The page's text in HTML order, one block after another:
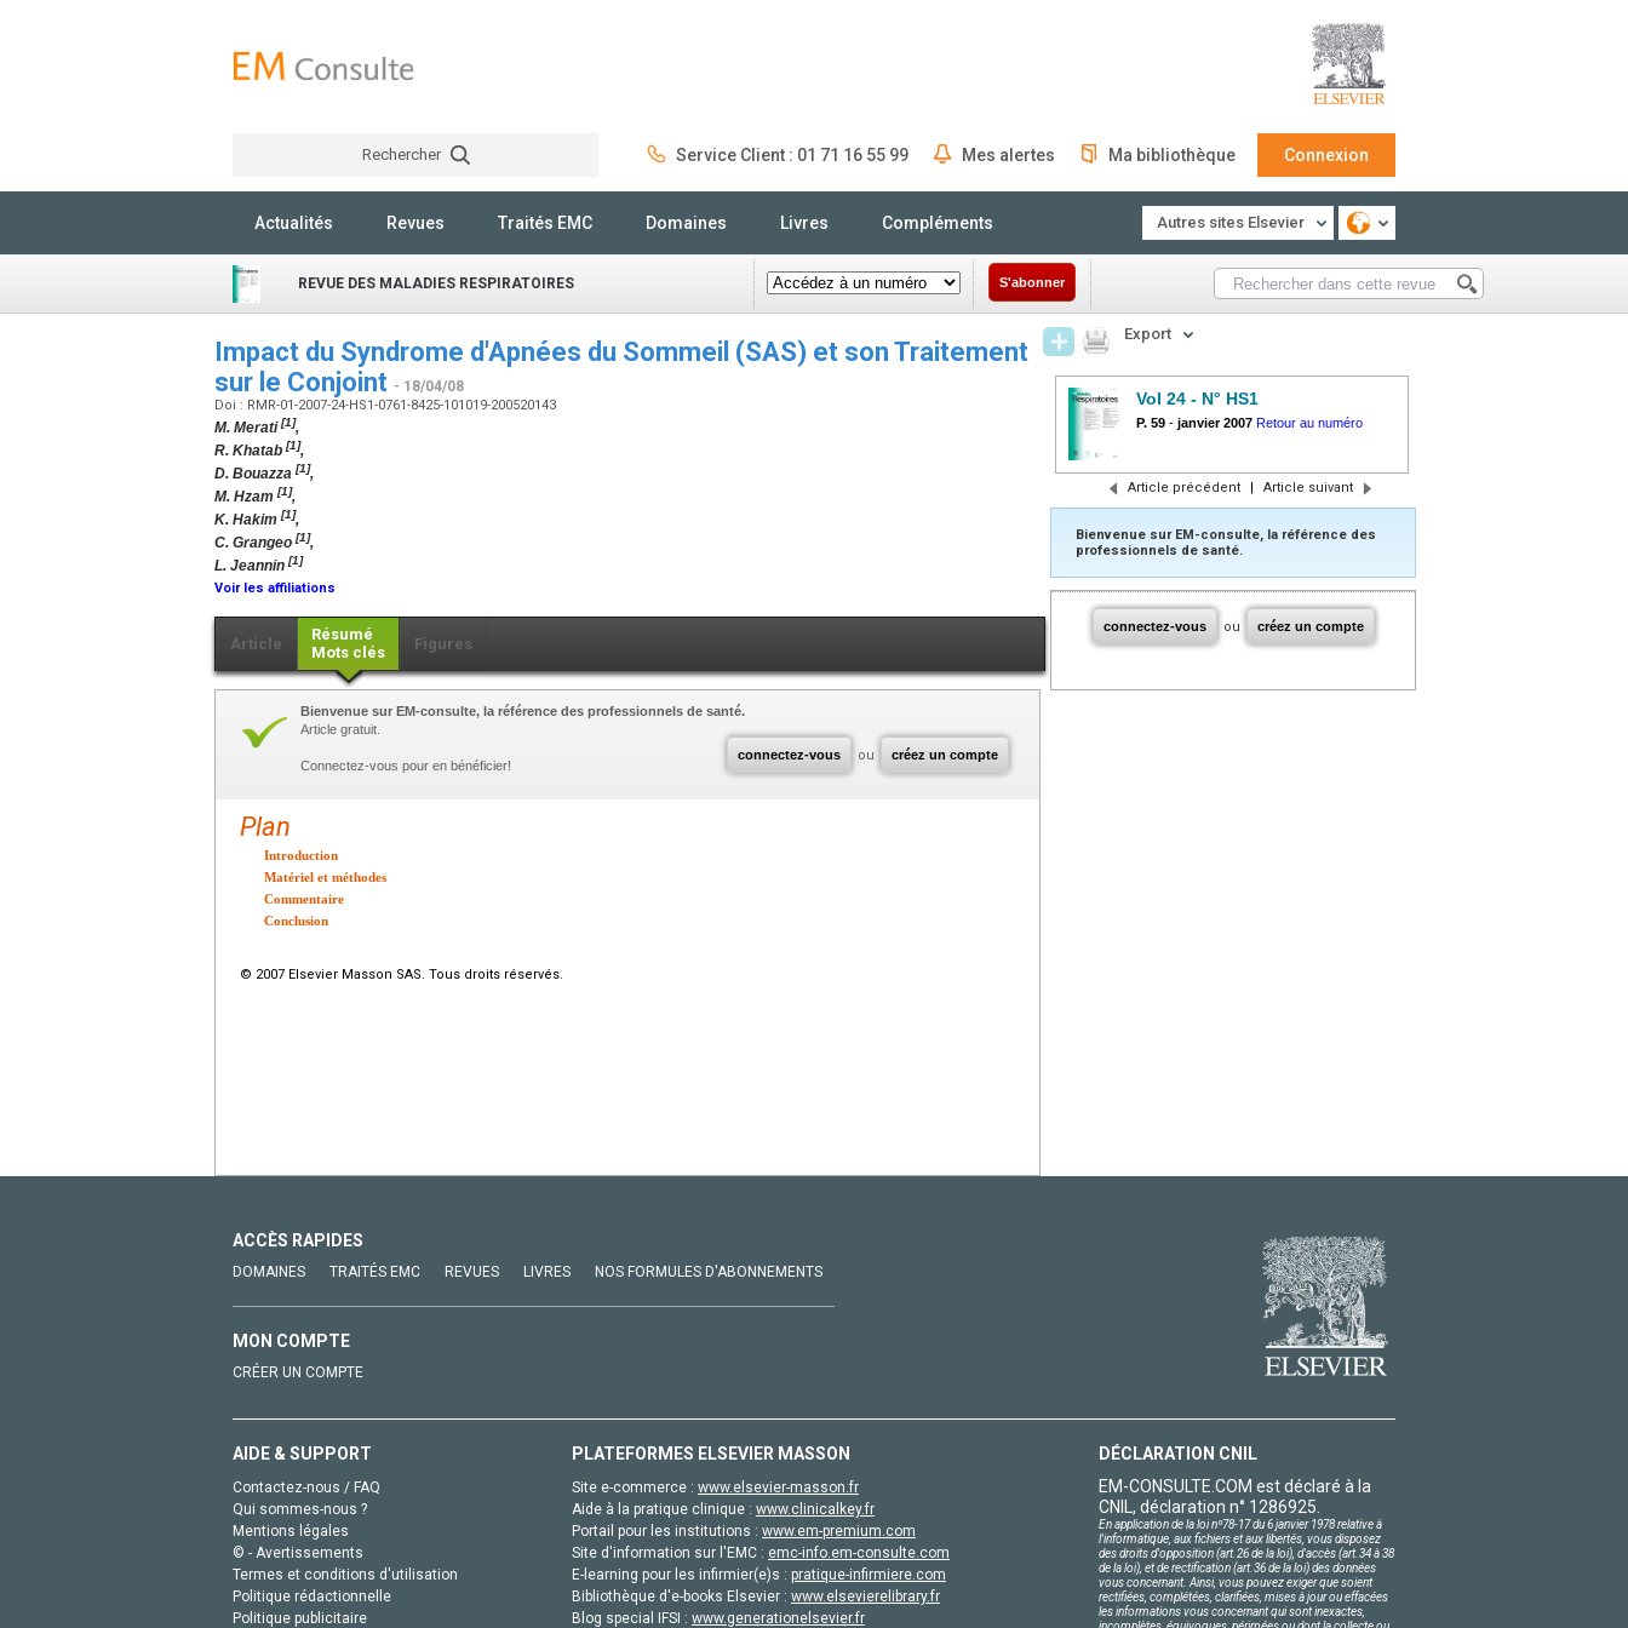
Rechercher Service Client : 01 71 16 55 99 Mes alertes Ma bibliothèque Connexion
Actualités Revues Traités EMC Domaines Livres Compléments Autres sites Elsevier
REVUE DES MALADIES RESPIRATOIRES S'abonner
Impact du Syndrome d'Apnées du Sommeil (SAS) et son Traitement
sur le Conjoint - 18/04/08
Doi : RMR-01-2007-24-HS1-0761-8425-101019-200520143
M. Merati[1],
R. Khatab [1],
D. Bouazza [1],
M. Hzam [1],
K. Hakim [1],
C. Grangeo [1],
L. Jeannin [1]
Voir les affiliations
Article
Résumé
Mots clés
Figures
connectez-vous ou créez un compte
Bienvenue sur EM-consulte, la référence des professionnels de santé.
Article gratuit.
Connectez-vous pour en bénéficier!
Plan
Introduction
Matériel et méthodes
Commentaire
Conclusion
© 2007 Elsevier Masson SAS. Tous droits réservés.
Export
Vol 24 - N° HS1
P. 59 - janvier 2007 Retour au numéro
Article précédent | Article suivant
Bienvenue sur EM-consulte, la référence des
professionnels de santé.
connectez-vous ou créez un compte
ACCÈS RAPIDES
DOMAINES TRAITÉS EMC REVUES LIVRES NOS FORMULES D'ABONNEMENTS
MON COMPTE
CRÉER UN COMPTE
AIDE & SUPPORT
Contactez-nous / FAQ
Qui sommes-nous ?
Mentions légales
© - Avertissements
Termes et conditions d'utilisation
Politique rédactionnelle
Politique publicitaire
PLATEFORMES ELSEVIER MASSON
Site e-commerce : www.elsevier-masson.fr
Aide à la pratique clinique : www.clinicalkey.fr
Portail pour les institutions : www.em-premium.com
Site d'information sur l'EMC : emc-info.em-consulte.com
E-learning pour les infirmier(e)s : pratique-infirmiere.com
Bibliothèque d'e-books Elsevier : www.elsevierelibrary.fr
Blog special IFSI : www.generationelsevier.fr
DÉCLARATION CNIL
EM-CONSULTE.COM est déclaré à la
CNIL, déclaration n° 1286925.
En application de la loi nº78-17 du 6 janvier 1978 relative à
l'informatique, aux fichiers et aux libertés, vous disposez
des droits d'opposition (art.26 de la loi), d'accès (art.34 à 38
de la loi), et de rectification (art.36 de la loi) des données
vous concernant. Ainsi, vous pouvez exiger que soient
rectifiées, complétées, clarifiées, mises à jour ou effacées
les informations vous concernant qui sont inexactes,